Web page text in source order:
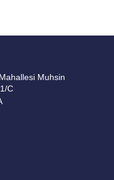
Muhsin
C